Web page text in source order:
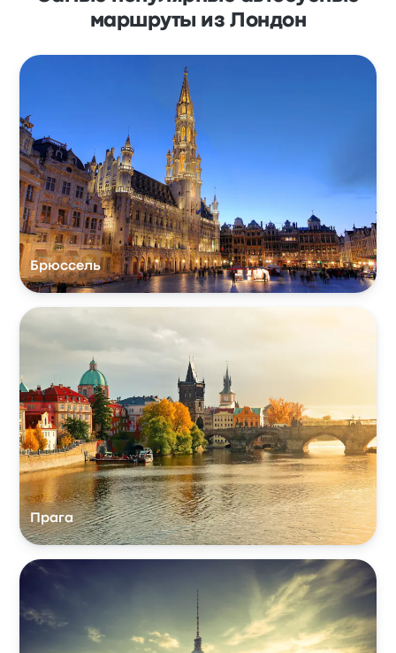
маршруты из Лондон
Брюссель
Прага